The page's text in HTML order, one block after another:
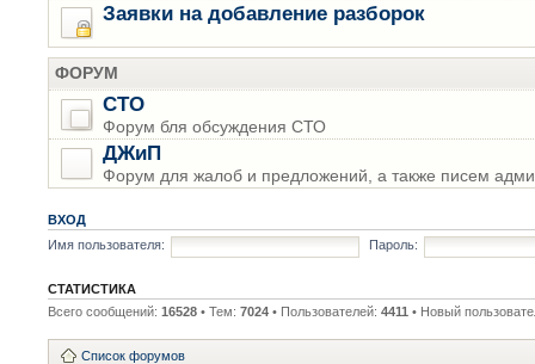
Заявки на добавление разборок
ФОРУМ
СТО
Форум бля обсуждения СТО
ДЖиП
Форум для жалоб и предложений, а также писем
ВХОД
Имя пользователя:
Пароль:
СТАТИСТИКА
Всего сообщений: 16528 • Тем: 7024 • Пользователей: 4411 • Новый
Список форумов